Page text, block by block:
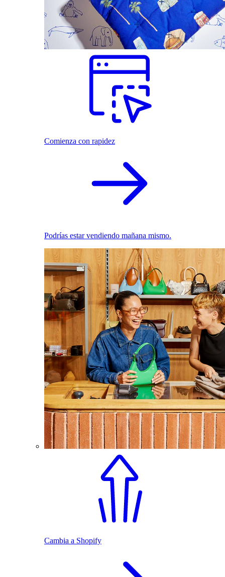
Comienza con rapidez
Podrías estar vendiendo mañana mismo.
Cambia a Shopify